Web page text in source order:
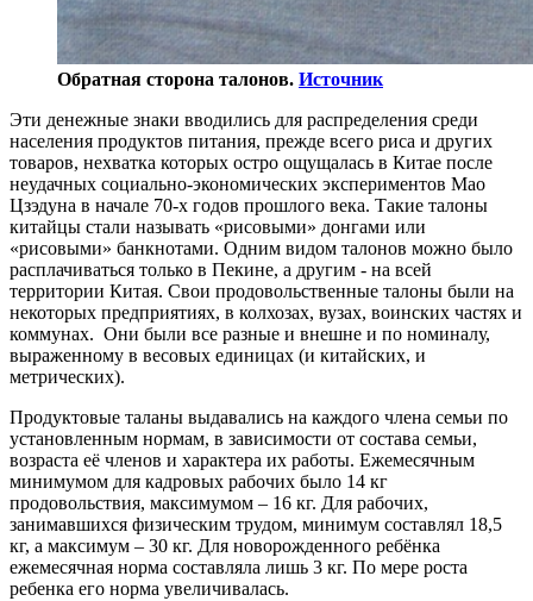
Обратная сторона талонов. Источник
Эти денежные знаки вводились для распределения среди
населения продуктов питания, прежде всего риса и других
товаров, нехватка которых остро ощущалась в Китае после
неудачных социально-экономических экспериментов Мао
Цзэдуна в начале 70-х годов прошлого века. Такие талоны
китайцы стали называть «рисовыми» донгами или
«рисовыми» банкнотами. Одним видом талонов можно было
расплачиваться только в Пекине, а другим - на всей
территории Китая. Свои продовольственные талоны были на
некоторых предприятиях, в колхозах, вузах, воинских частях и
коммунах. Они были все разные и внешне и по номиналу,
выраженному в весовых единицах (и китайских, и
метрических).
Продуктовые таланы выдавались на каждого члена семьи по
установленным нормам, в зависимости от состава семьи,
возраста её членов и характера их работы. Ежемесячным
минимумом для кадровых рабочих было 14 кг
продовольствия, максимумом – 16 кг. Для рабочих,
занимавшихся физическим трудом, минимум составлял 18,5
кг, а максимум – 30 кг. Для новорожденного ребёнка
ежемесячная норма составляла лишь 3 кг. По мере роста
ребенка его норма увеличивалась.